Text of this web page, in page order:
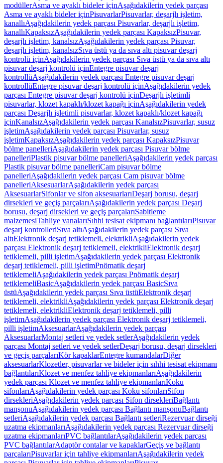
modüllerAsma ve ayaklı bideler içinAşağıdakilerin yedek parçası
Asma ve ayaklı bideler içinPisuvarlarPisuvarlar, deşarjlı işletim,
kanallıAşağıdakilerin yedek parçası Pisuvarlar, deşarjlı işletim,
kanallıKapaksızAşağıdakilerin yedek parçası KapaksızPisuvar,
deşarjlı işletim, kanalsızAşağıdakilerin yedek parçası Pisuvar,
deşarjlı işletim, kanalsızSıva üstü ya da sıva altı pisuvar deşarj
kontrolü içinAşağıdakilerin yedek parçası Sıva üstü ya da sıva altı
pisuvar deşarj kontrolü içinEntegre pisuvar deşarj
kontrollüAşağıdakilerin yedek parçası Entegre pisuvar deşarj
kontrollüEntegre pisuvar deşarj kontrolü içinAşağıdakilerin yedek
parçası Entegre pisuvar deşarj kontrolü içinDeşarjlı işletimli
pisuvarlar, klozet kapaklı/klozet kapağı içinAşağıdakilerin yedek
parçası Deşarjlı işletimli pisuvarlar, klozet kapaklı/klozet kapağı
içinKanalsızAşağıdakilerin yedek parçası KanalsızPisuvarlar, susuz
işletimAşağıdakilerin yedek parçası Pisuvarlar, susuz
işletimKapaksızAşağıdakilerin yedek parçası KapaksızPisuvar
bölme panelleriAşağıdakilerin yedek parçası Pisuvar bölme
panelleriPlastik pisuvar bölme panelleriAşağıdakilerin yedek parçası
Plastik pisuvar bölme panelleriCam pisuvar bölme
panelleriAşağıdakilerin yedek parçası Cam pisuvar bölme
panelleriAksesuarlarAşağıdakilerin yedek parçası
AksesuarlarSifonlar ve sifon aksesuarlarıDeşarj borusu, deşarj
dirsekleri ve geçiş parçalarıAşağıdakilerin yedek parçası Deşarj
borusu, deşarj dirsekleri ve geçiş parçalarıSabitleme
malzemesiTahliye vanalarıSıhhi tesisat ekipmanı bağlantılarıPisuvar
deşarj kontrolleriSıva altıAşağıdakilerin yedek parçası Sıva
altıElektronik deşarj tetiklemeli, elektrikliAşağıdakilerin yedek
parçası Elektronik deşarj tetiklemeli, elektrikliElektronik deşarj
tetiklemeli, pilli işletimAşağıdakilerin yedek parçası Elektronik
deşarj tetiklemeli, pilli işletimPnömatik deşarj
tetiklemeliAşağıdakilerin yedek parçası Pnömatik deşarj
tetiklemeliBasicAşağıdakilerin yedek parçası BasicSıva
üstüAşağıdakilerin yedek parçası Sıva üstüElektronik deşarj
tetiklemeli, elektrikliAşağıdakilerin yedek parçası Elektronik deşarj
tetiklemeli, elektrikliElektronik deşarj tetiklemeli, pilli
işletimAşağıdakilerin yedek parçası Elektronik deşarj tetiklemeli,
pilli işletimAksesuarlarAşağıdakilerin yedek parçası
AksesuarlarMontaj setleri ve yedek setlerAşağıdakilerin yedek
parçası Montaj setleri ve yedek setlerDeşarj borusu, deşarj dirsekleri
ve geçiş parçalarıKör kapaklarEntegre kumandalarDiğer
aksesuarlarKlozetler, pisuvarlar ve bideler için sıhhi tesisat ekipmanı
bağlantılarıKlozet ve menfez tahliye ekipmanlarıAşağıdakilerin
yedek parçası Klozet ve menfez tahliye ekipmanlarıKoku
sifonlarıAşağıdakilerin yedek parçası Koku sifonlarıSifon
dirsekleriAşağıdakilerin yedek parçası Sifon dirsekleriBağlantı
manşonuAşağıdakilerin yedek parçası Bağlantı manşonuBağlantı
setleriAşağıdakilerin yedek parçası Bağlantı setleriRezervuar dirseği
uzatma ekipmanlarıAşağıdakilerin yedek parçası Rezervuar dirseği
uzatma ekipmanlarıPVC bağlantılarAşağıdakilerin yedek parçası
PVC bağlantılarAdaptör contalar ve kapaklarGeçiş ve bağlantı
parçalarıPisuvarlar için tahliye ekipmanlarıAşağıdakilerin yedek